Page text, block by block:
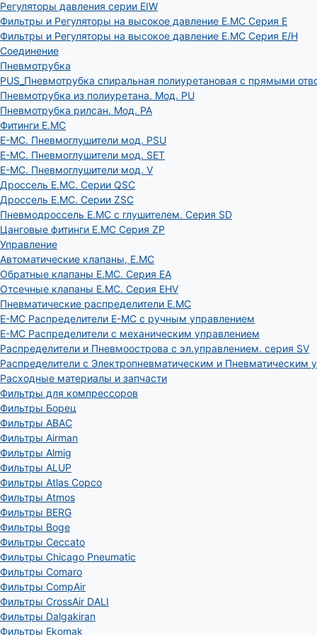
Регуляторы давления серии EIW
Фильтры и Регуляторы на высокое давление E.MC Серия E
Фильтры и Регуляторы на высокое давление E.MC Серия E/H
Соединение
Пневмотрубка
PUS_Пневмотрубка спиральная полиуретановая с прямыми
Пневмотрубка из полиуретана. Мод. РU
Пневмотрубка рилсан. Мод. PA
Фитинги E.MC
E-MC. Пневмоглушители мод. PSU
E-MC. Пневмоглушители мод. SET
E-MC. Пневмоглушители мод. V
Дроссель E.MC. Серии QSC
Дроссель E.MC. Серии ZSC
Пневмодроссель E.MC с глушителем. Серия SD
Цанговые фитинги E.MC Серия ZP
Управление
Автоматические клапаны, Е.МС
Обратные клапаны E.MC. Серия EA
Отсечные клапаны E.MC. Серия EHV
Пневматические распределители E.MC
E-MC Распределители E-MC с ручным управлением
E-MC Распределители с механическим управлением
Распределители и Пневмоострова с эл.управлением. серия SV
Распределители с Электропневматическим и Пневматическим
Расходные материалы и запчасти
Фильтры для компрессоров
Фильтры Борец
Фильтры ABAC
Фильтры Airman
Фильтры Almig
Фильтры ALUP
Фильтры Atlas Copco
Фильтры Atmos
Фильтры BERG
Фильтры Boge
Фильтры Ceccato
Фильтры Chicago Pneumatic
Фильтры Comaro
Фильтры CompAir
Фильтры CrossAir DALI
Фильтры Dalgakiran
Фильтры Ekomak